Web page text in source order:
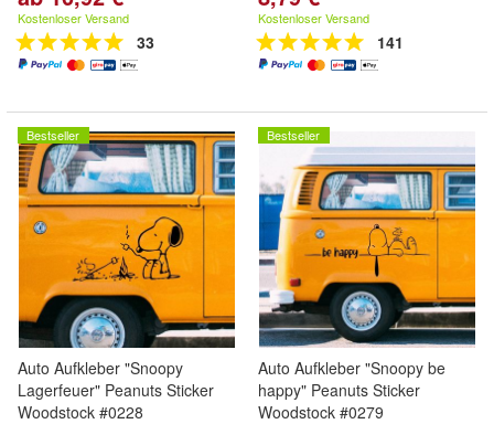
Kostenloser Versand
33
Kostenloser Versand
141
Bestseller
Auto Aufkleber "Snoopy
Lagerfeuer" Peanuts Sticker
Woodstock #0228
Bestseller
Auto Aufkleber "Snoopy be
happy" Peanuts Sticker
Woodstock #0279